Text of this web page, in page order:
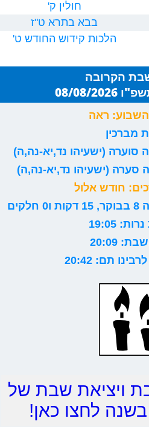
חולין ק'
בבא בתרא ט"ז
הלכות קידוש החודש ט'
הקרובה
2026
ראה
מברכין
סוערה (ישעיהו נד,יא-נה,ה)
סערה (ישעיהו נד,יא-נה,ה)
חודש אלול
19:05
20:09
תם: 20:42
ויציאת שבת של
לחצו כאן!